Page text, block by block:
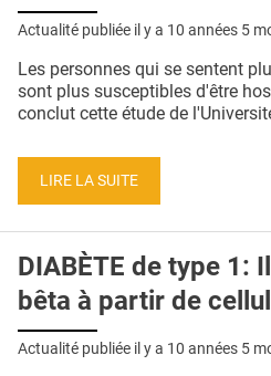
L'APP
PUBLICITÉ
CONTACT
Actualité publiée il y a 10 années 5
Les personnes qui se sentent
sont plus susceptibles d'être
conclut cette étude de
LIRE LA SUITE
DIABÈTE de type 1:
bêta à partir de
Actualité publiée il y a 10 années 5